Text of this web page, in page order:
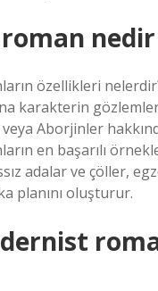
özellikleri
karakterin
veya Aborjinler
en başarılı
adalar ve çöller,
planını oluşturur.